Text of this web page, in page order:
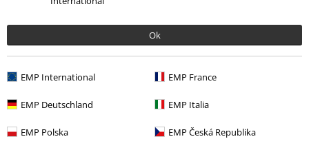
Ok
EMP International EMP France
EMP Deutschland EMP Italia
EMP Polska EMP Česká Republika
Udsalg % Medier CDs
Band Merch Genre Alternative Indie